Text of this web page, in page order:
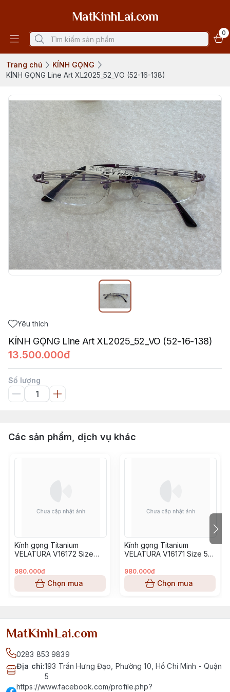
MatKinhLai.com
0
Trang chủ
KÍNH GỌNG
KÍNH GỌNG Line Art XL2025_52_VO (52-16-138)
Yêu thích
KÍNH GỌNG Line Art XL2025_52_VO (52-16-138)
13.500.000đ
Số lượng
Các sản phẩm, dịch vụ khác
Kính gọng Titanium
VELATURA V16172 Size
980.000đ
Chọn mua
Kính gọng Titanium
VELATURA V16171 Size 53-
980.000đ
Chọn mua
MatKinhLai.com
0283 853 9839
Địa chỉ:193 Trần Hưng Đạo, Phường 10, Hồ Chí Minh - Quận
5
https://www.facebook.com/profile.php?